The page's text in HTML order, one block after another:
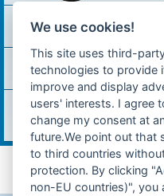
Probleme und Lösungen zum
Fahrgestell / Räder
Alles zum Fahrgestell,
Themen:13
Elektrik / Zündung
Hier werden Elektrik-/
Verkabelungsprobleme
Themen:
We use cookies!
This site uses third-
technologies to provide
improve and display
users' interests. I agree
change my consent at
future.We point out that
to third countries
protection. By clicking
non-EU countries)",